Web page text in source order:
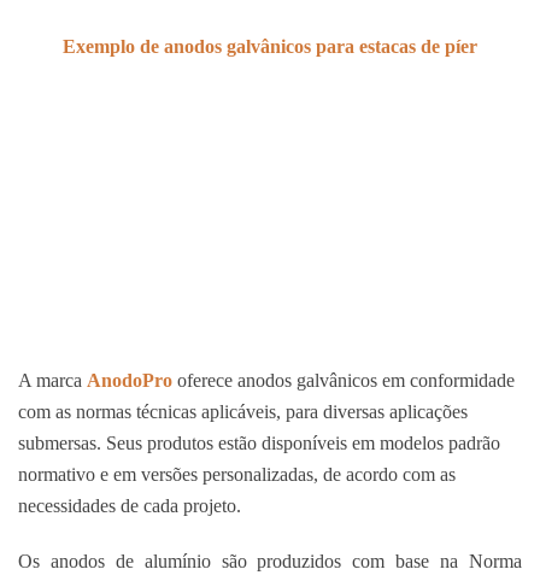
Exemplo de anodos galvânicos para estacas de píer
A marca AnodoPro oferece anodos galvânicos em conformidade
com as normas técnicas aplicáveis, para diversas aplicações
submersas. Seus produtos estão disponíveis em modelos padrão
normativo e em versões personalizadas, de acordo com as
necessidades de cada projeto.
Os anodos de alumínio são produzidos com base na Norma